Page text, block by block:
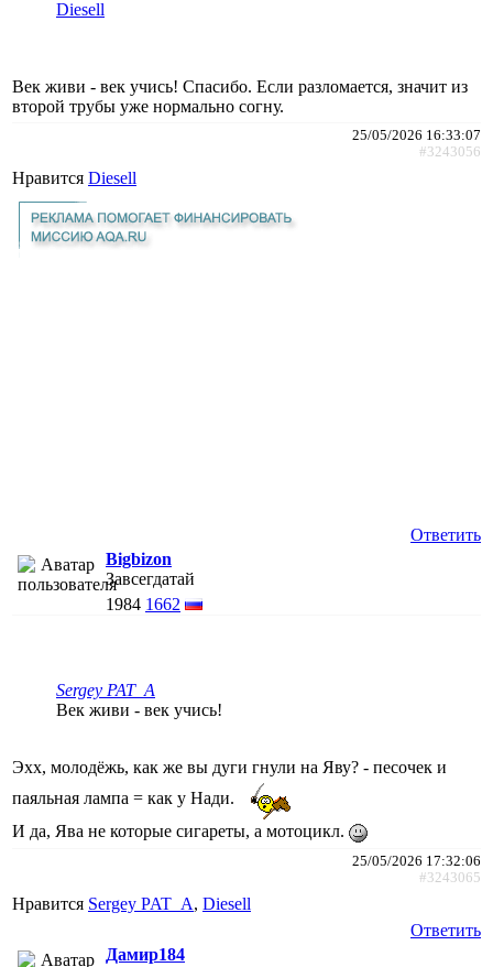
Diesell
Век живи - век учись! Спасибо. Если разломается, значит из
второй трубы уже нормально согну.
25/05/2026 16:33:07
#3243056
Нравится Diesell
Ответить
Bigbizon
Завсегдатай
1984 1662
Sergey PAT_A
Век живи - век учись!
Эхх, молодёжь, как же вы дуги гнули на Яву? - песочек и
паяльная лампа = как у Нади.
И да, Ява не которые сигареты, а мотоцикл.
25/05/2026 17:32:06
#3243065
Нравится Sergey PAT_A, Diesell
Ответить
Дамир184